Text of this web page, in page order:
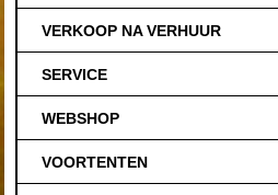
VERKOOP NA VERHUUR
SERVICE
WEBSHOP
VOORTENTEN